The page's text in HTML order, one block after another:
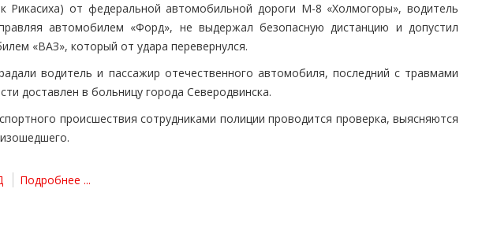
Рикасиха) от федеральной автомобильной дороги М-8 «Холмогоры», водитель
автомобилем «Форд», не выдержал безопасную дистанцию и допустил
«ВАЗ», который от удара перевернулся.
водитель и пассажир отечественного автомобиля, последний с травмами
доставлен в больницу города Северодвинска.
происшествия сотрудниками полиции проводится проверка, выясняются
Подробнее ...